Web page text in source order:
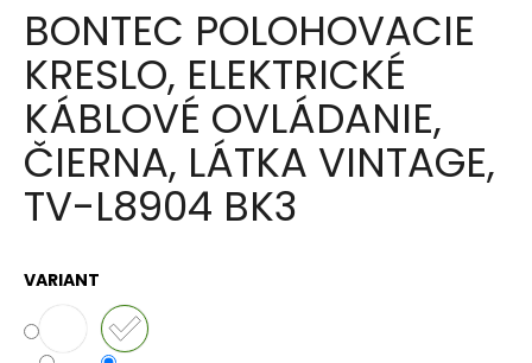
produktu
je
0,0
5
hviezdičiek.
BONTEC POLOHOVACIE
KRESLO, ELEKTRICKÉ
KÁBLOVÉ OVLÁDANIE,
ČIERNA, LÁTKA VINTAGE,
TV-L8904 BK3
VARIANT
HĽADAŤ
O
d
p
o
ú
č
a
m